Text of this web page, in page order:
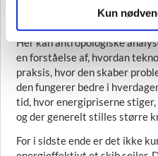
Kun
mellem systemer,
Her kan antropologiske
en forståelse af, hvordan
praksis, hvor den skaber
den fungerer bedre i
tid, hvor energipriserne
og der generelt stilles større
For i sidste ende er det ikke